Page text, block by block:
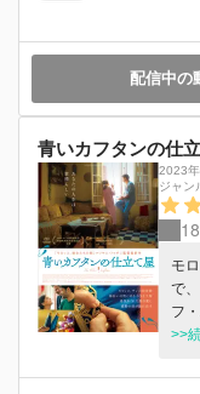
言
配信中の
⻘いカフタンの仕
2023
ジャン
モ
で
フ
受
は
>>